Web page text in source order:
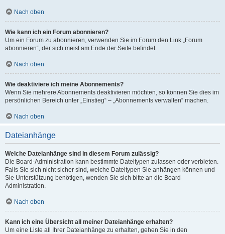
Nach oben
Wie kann ich ein Forum abonnieren?
Um ein Forum zu abonnieren, verwenden Sie im Forum den Link „Forum
abonnieren“, der sich meist am Ende der Seite befindet.
Nach oben
Wie deaktiviere ich meine Abonnements?
Wenn Sie mehrere Abonnements deaktivieren möchten, so können Sie dies im
persönlichen Bereich unter „Einstieg“ – „Abonnements verwalten“ machen.
Nach oben
Dateianhänge
Welche Dateianhänge sind in diesem Forum zulässig?
Die Board-Administration kann bestimmte Dateitypen zulassen oder verbieten.
Falls Sie sich nicht sicher sind, welche Dateitypen Sie anhängen können und
Sie Unterstützung benötigen, wenden Sie sich bitte an die Board-
Administration.
Nach oben
Kann ich eine Übersicht all meiner Dateianhänge erhalten?
Um eine Liste all Ihrer Dateianhänge zu erhalten, gehen Sie in den